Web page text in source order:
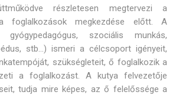
részletesen megtervezi a
foglalkozások megkezdése előtt. A
gyógypedagógus, szociális munkás,
stb…) ismeri a célcsoport igényeit,
szükségleteit, ő foglalkozik a
a foglalkozást. A kutya felvezetője
tudja mire képes, az ő felelőssége a